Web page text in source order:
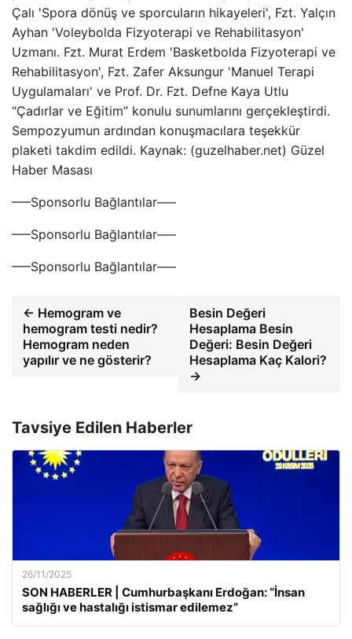
Çalı 'Spora dönüş ve sporcuların hikayeleri', Fzt. Yalçın
Ayhan 'Voleybolda Fizyoterapi ve Rehabilitasyon'
Uzmanı. Fzt. Murat Erdem 'Basketbolda Fizyoterapi ve
Rehabilitasyon', Fzt. Zafer Aksungur 'Manuel Terapi
Uygulamaları' ve Prof. Dr. Fzt. Defne Kaya Utlu
“Çadırlar ve Eğitim” konulu sunumlarını gerçekleştirdi.
Sempozyumun ardından konuşmacılara teşekkür
plaketi takdim edildi. Kaynak: (guzelhaber.net) Güzel
Haber Masası
—–Sponsorlu Bağlantılar—–
—–Sponsorlu Bağlantılar—–
—–Sponsorlu Bağlantılar—–
← Hemogram ve
hemogram testi nedir?
Hemogram neden
yapılır ve ne gösterir?
Besin Değeri
Hesaplama Besin
Değeri: Besin Değeri
Hesaplama Kaç Kalori?
→
Tavsiye Edilen Haberler
26/11/2025
SON HABERLER | Cumhurbaşkanı Erdoğan: “İnsan
sağlığı ve hastalığı istismar edilemez”